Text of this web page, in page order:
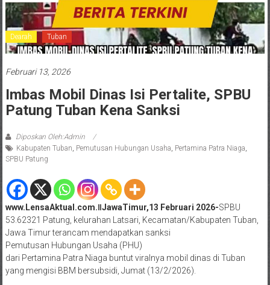
Dearah Tuban
Februari 13, 2026
Imbas Mobil Dinas Isi Pertalite, SPBU
Patung Tuban Kena Sanksi
Diposkan Oleh:Admin
Kabupaten Tuban Pemutusan Hubungan Usaha Pertamina Patra Niaga
SPBU Patung
www.LensaAktual.com.ǁJawaTimur,13 Februari 2026-SPBU
53.62321 Patung, kelurahan Latsari, Kecamatan/Kabupaten Tuban,
Jawa Timur terancam mendapatkan sanksi
Pemutusan Hubungan Usaha (PHU)
dari Pertamina Patra Niaga buntut viralnya mobil dinas di Tuban
yang mengisi BBM bersubsidi, Jumat (13/2/2026).